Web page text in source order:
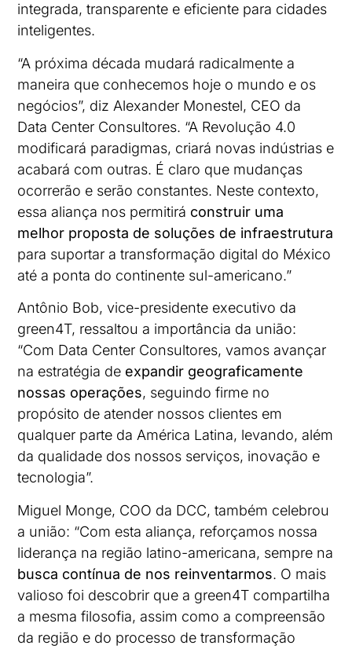
integrada, transparente e eficiente para cidades
inteligentes.
“A próxima década mudará radicalmente a
maneira que conhecemos hoje o mundo e os
negócios”, diz Alexander Monestel, CEO da
Data Center Consultores. “A Revolução 4.0
modificará paradigmas, criará novas indústrias e
acabará com outras. É claro que mudanças
ocorrerão e serão constantes. Neste contexto,
essa aliança nos permitirá construir uma
melhor proposta de soluções de infraestrutura
para suportar a transformação digital do México
até a ponta do continente sul-americano.”
Antônio Bob, vice-presidente executivo da
green4T, ressaltou a importância da união:
“Com Data Center Consultores, vamos avançar
na estratégia de expandir geograficamente
nossas operações, seguindo firme no
propósito de atender nossos clientes em
qualquer parte da América Latina, levando, além
da qualidade dos nossos serviços, inovação e
tecnologia”.
Miguel Monge, COO da DCC, também celebrou
a união: “Com esta aliança, reforçamos nossa
liderança na região latino-americana, sempre na
busca contínua de nos reinventarmos. O mais
valioso foi descobrir que a green4T compartilha
a mesma filosofia, assim como a compreensão
da região e do processo de transformação